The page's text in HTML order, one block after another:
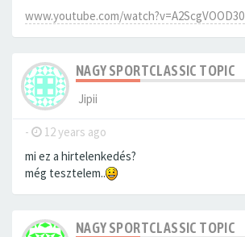
www.youtube.com/watch?v=A2ScgVOOD30
NAGY SPORTCLASSIC TOPIC
Jipii
- 12 years ago
mi ez a hirtelenkedés?
még tesztelem..
NAGY SPORTCLASSIC TOPIC